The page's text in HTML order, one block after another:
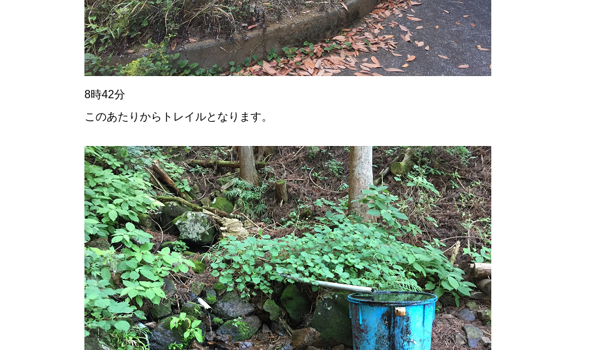
8時42分
このあたりからトレイルとなります。